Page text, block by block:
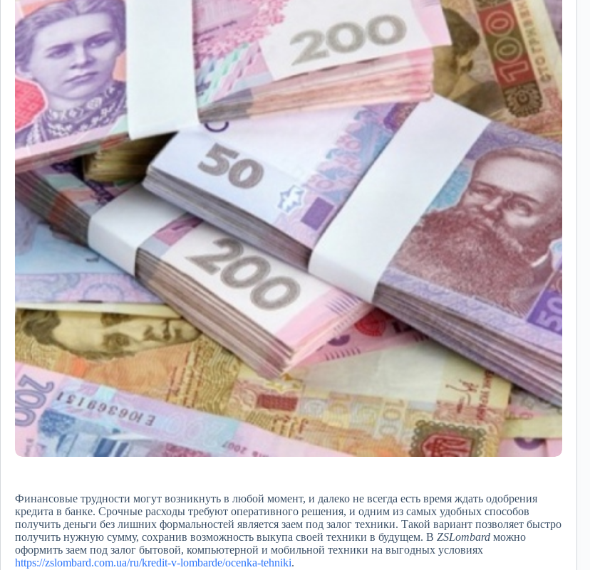
Финансовые трудности могут возникнуть в любой момент, и далеко не всегда есть время ждать одобрения
кредита в банке. Срочные расходы требуют оперативного решения, и одним из самых удобных способов
получить деньги без лишних формальностей является заем под залог техники. Такой вариант позволяет быстро
получить нужную сумму, сохранив возможность выкупа своей техники в будущем. В ZSLombard можно
оформить заем под залог бытовой, компьютерной и мобильной техники на выгодных условиях
https://zslombard.com.ua/ru/kredit-v-lombarde/ocenka-tehniki.